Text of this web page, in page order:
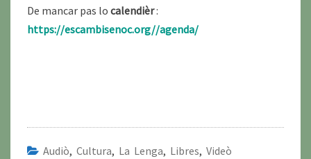
De mancar pas lo calendièr:
https://escambisenoc.org//agenda/
Audiò, Cultura, La Lenga, Libres, Videò